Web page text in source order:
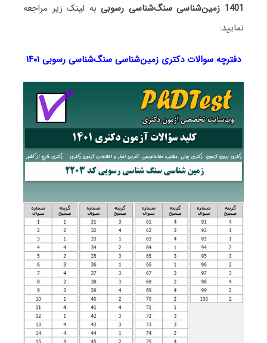
1401 زمین‌شناسی سنگ‌شناسی رسوبی
به لینک زیر مراجعه
نمایید:
دفترچه سوالات دکتری زمین‌شناسی سنگ‌شناسی رسوبی ۱۴۰۱